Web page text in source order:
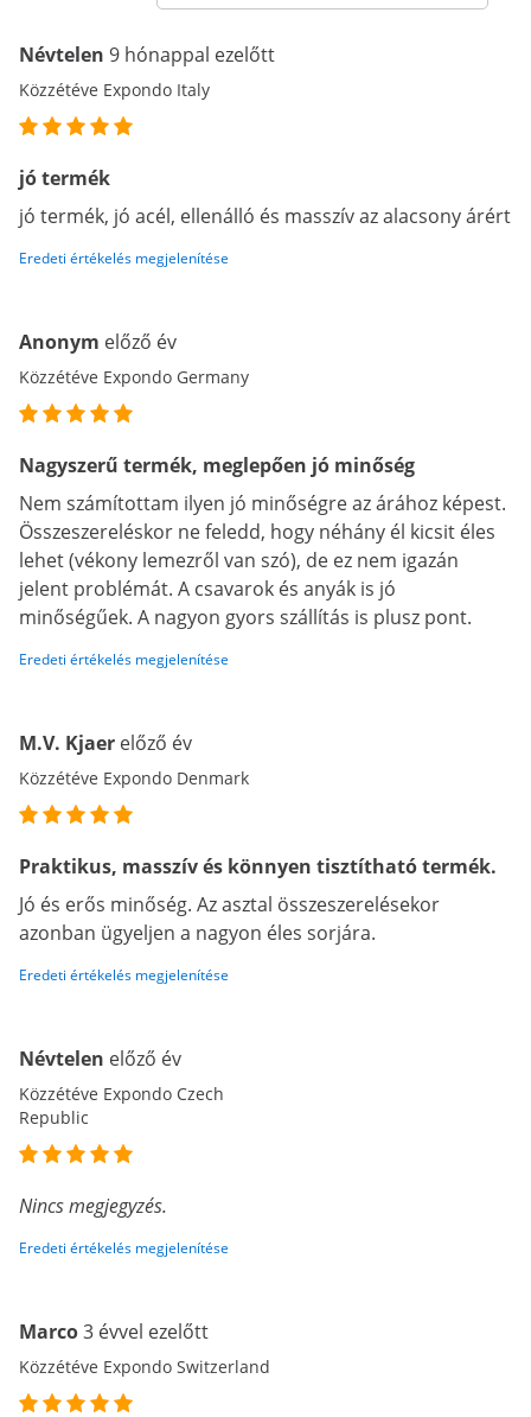
Névtelen 9 hónappal ezelőtt
Közzétéve Expondo Italy
jó termék
jó termék, jó acél, ellenálló és masszív az alacsony árért
Eredeti értékelés megjelenítése
Anonym előző év
Közzétéve Expondo Germany
Nagyszerű termék, meglepően jó minőség
Nem számítottam ilyen jó minőségre az árához képest.
Összeszereléskor ne feledd, hogy néhány él kicsit éles
lehet (vékony lemezről van szó), de ez nem igazán
jelent problémát. A csavarok és anyák is jó
minőségűek. A nagyon gyors szállítás is plusz pont.
Eredeti értékelés megjelenítése
M.V. Kjaer előző év
Közzétéve Expondo Denmark
Praktikus, masszív és könnyen tisztítható termék.
Jó és erős minőség. Az asztal összeszerelésekor
azonban ügyeljen a nagyon éles sorjára.
Eredeti értékelés megjelenítése
Névtelen előző év
Közzétéve Expondo Czech
Republic
Nincs megjegyzés.
Eredeti értékelés megjelenítése
Marco3 évvel ezelőtt
Közzétéve Expondo Switzerland